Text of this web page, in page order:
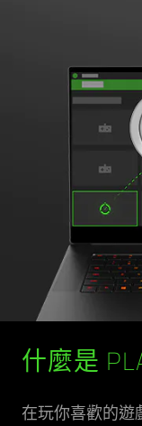
什麼是
在玩你喜歡的遊